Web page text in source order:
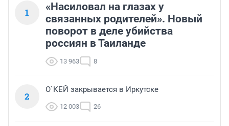
1
«Насиловал на глазах у
связанных родителей». Новый
поворот в деле убийства
россиян в Таиланде
13 963 8
2
О`КЕЙ закрывается в Иркутске
12 003 26